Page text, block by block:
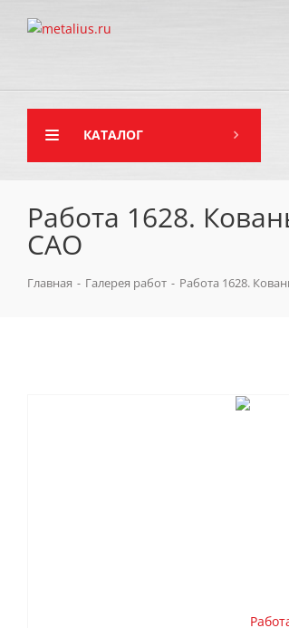
КАТАЛОГ
Работа 1628.
САО
Главная - Галерея работ - Работа 1628.